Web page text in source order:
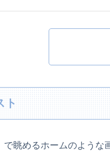
ト
で眺めるホームのような